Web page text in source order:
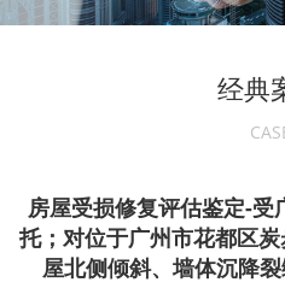
经典
房屋受损修复评估鉴定-
托；对位于广州市花都区
屋北侧倾斜、墙体沉降